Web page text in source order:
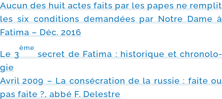
Aucun des huit actes faits par les papes ne rem­plit
les six condi­tions deman­dées par Notre Dame à
Fatima – Déc. 2016
Le 3
ème
secret de Fatima : his­to­rique et chro­no­lo­
gie
Avril 2009 – La consé­cra­tion de la rus­sie : faite ou
pas faite ?, abbé F. Delestre